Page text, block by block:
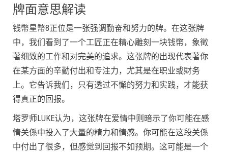
牌面意思解读
钱幣星幣8正位是一张强调勤奋和努力的牌。在这张牌
中，我们看到了一个工匠正在精心雕刻一块钱幣，象徵
著细致的工作和对完美的追求。这张牌的出现代表著你
在某方面的辛勤付出和专注力，尤其是在职业或財务
上。它告诉我们，只有透过不懈的努力和实践，才能获
得真正的回报。
塔罗师LUKE认为，这张牌在爱情中则暗示了你可能在感
情关係中投入了大量的精力和情感。你可能在这段关係
中付出了很多，但感觉到回报不如预期。这可能是一个